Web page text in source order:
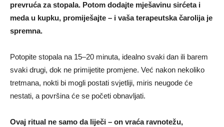
prevruća za stopala. Potom dodajte mješavinu sirćeta i
meda u kupku, promiješajte – i vaša terapeutska čarolija je
spremna.
Potopite stopala na 15–20 minuta, idealno svaki dan ili barem
svaki drugi, dok ne primijetite promjene. Već nakon nekoliko
tretmana, nokti bi mogli postati svjetliji, miris neugode će
nestati, a površina će se početi obnavljati.
Ovaj ritual ne samo da liječi – on vraća ravnotežu,